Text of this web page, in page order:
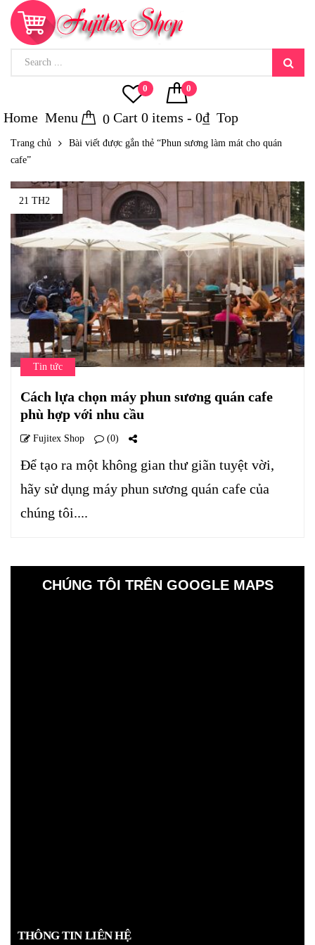
0 0
Home Menu 0 Cart 0 items - 0₫ Top
Trang chủ
Bài viết được gắn thẻ “Phun sương làm mát cho quán
cafe”
21 TH2
Tin tức
Cách lựa chọn máy phun sương quán cafe
phù hợp với nhu cầu
Fujitex Shop (0)
Để tạo ra một không gian thư giãn tuyệt vời,
hãy sử dụng máy phun sương quán cafe của
chúng tôi....
CHÚNG TÔI TRÊN GOOGLE MAPS
THÔNG TIN LIÊN HỆ